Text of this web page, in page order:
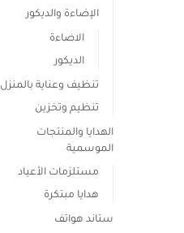
الإضاءة والديكور
الاضاءة
الديكور
تنظيف وعناية بالمنزل
تنظيم وتخزين
الهدايا والمنتجات
الموسمية
مستلزمات الأعياد
هدايا مبتكرة
ستاند هواتف